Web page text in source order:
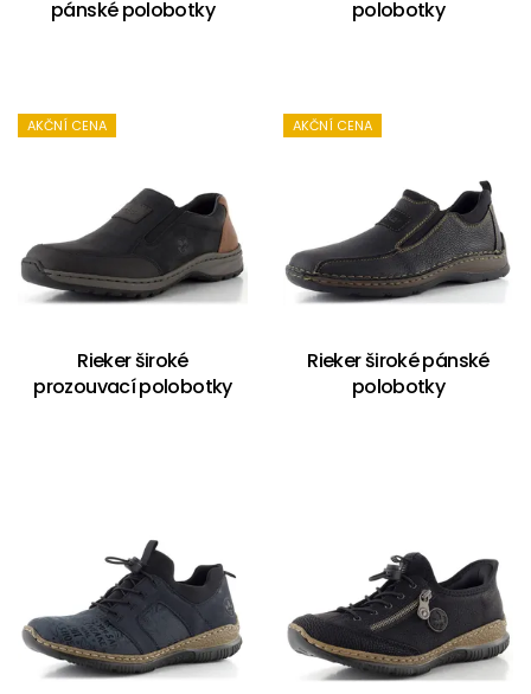
pánské polobotky polobotky
AKČNÍ CENA
Rieker široké
prozouvací polobotky
AKČNÍ CENA
Rieker široké pánské
polobotky